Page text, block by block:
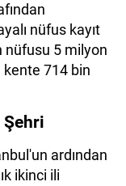
nüfus kayıt
nüfusu 5 milyon
kente 714 bin
Şehri
ardından
ikinci ili